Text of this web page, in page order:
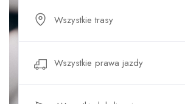
Wszystkie trasy
Wszystkie prawa jazdy